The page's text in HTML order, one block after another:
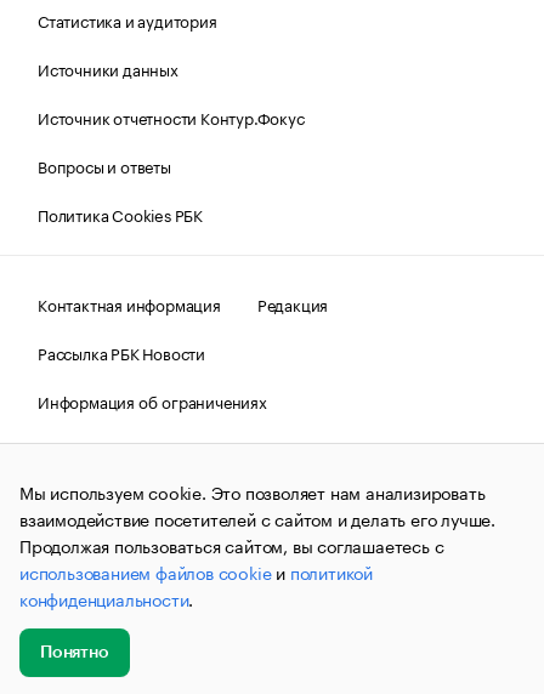
Статистика и аудитория
Источники данных
Источник отчетности Контур.Фокус
Вопросы и ответы
Политика Cookies РБК
Контактная информация
Редакция
Рассылка РБК Новости
Информация об ограничениях
Правовая информация
О соблюдении авторских прав
© АО «РОСБИЗНЕСКОНСАЛТИНГ»,1995–2026.Сообщения
и материалы информационного агентства «РБК»
(зарегистрировано Федеральной службой по надзору в сфере
связи, информационных технологий и массовых
коммуникаций (Роскомнадзор) 09.12.2015 за номером ИА
№ФС77-63848) сопровождаются пометкой «РБК». Отдельные
публикации могут содержать информацию,
не предназначенную для пользователей
до 18 лет.
Мы используем cookie. Это позволяет нам анализировать
взаимодействие посетителей с сайтом и делать его лучше.
Продолжая пользоваться сайтом, вы соглашаетесь с
использованием файлов cookieи политикой
конфиденциальности.
Понятно